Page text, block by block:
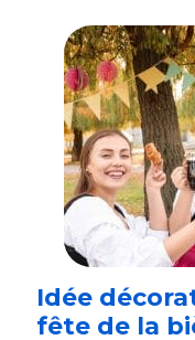
Idée
fête de la